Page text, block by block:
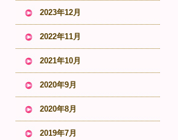
2023年12月
2022年11月
2021年10月
2020年9月
2020年8月
2019年7月